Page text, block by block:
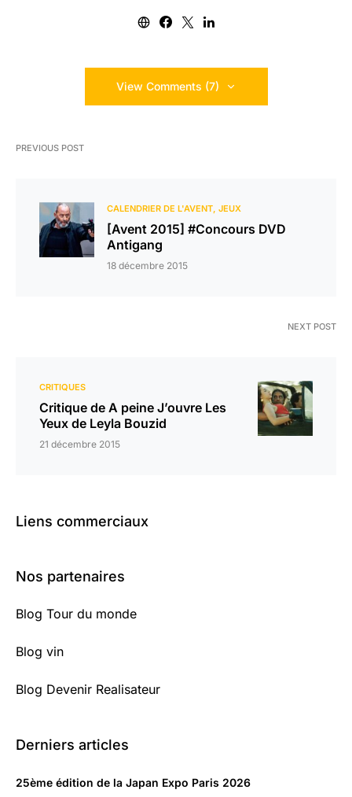
View Comments (7)
PREVIOUS POST
CALENDRIER DE L'AVENT JEUX
[Avent 2015] #Concours DVD
Antigang
18 décembre 2015
NEXT POST
CRITIQUES
Critique de A peine J’ouvre Les
Yeux de Leyla Bouzid
21 décembre 2015
Liens commerciaux
Nos partenaires
Blog Tour du monde
Blog vin
Blog Devenir Realisateur
Derniers articles
25ème édition de la Japan Expo Paris 2026